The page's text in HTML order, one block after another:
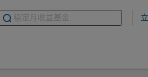
尋基金
輸入您想搜尋的基金關鍵字